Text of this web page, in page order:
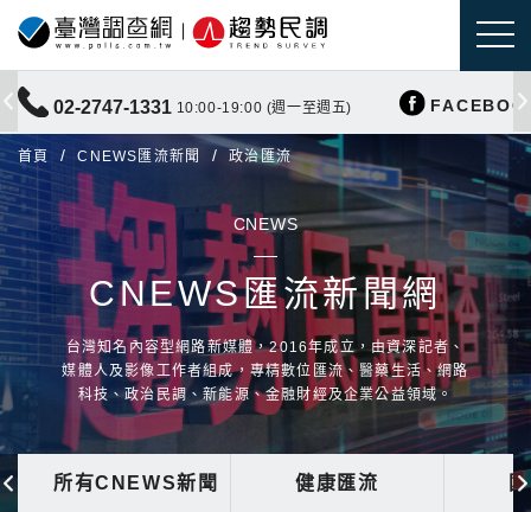
02-2747-1331 10:00-19:00 (週一至週五)
首頁 CNEWS匯流新聞 政治匯流
CNEWS
CNEWS匯流新聞網
台灣知名內容型網路新媒體，2016年成立，由資深記者、
媒體人及影像工作者組成，專精數位匯流、醫藥生活、網路
科技、政治民調、新能源、金融財經及企業公益領域。
所有CNEWS新聞 健康匯流